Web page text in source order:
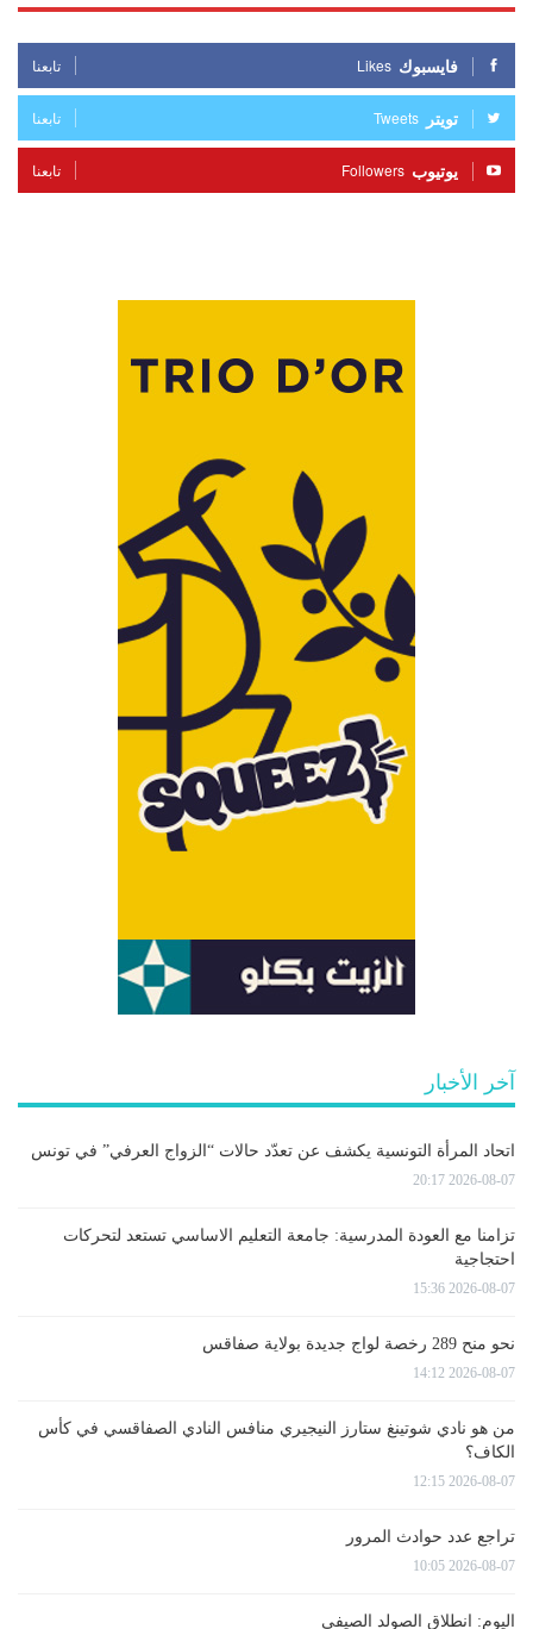
فايسبوك Likes تابعنا
تويتر Tweets تابعنا
يوتيوب Followers تابعنا
آخر الأخبار
اتحاد المرأة التونسية يكشف عن تعدّد حالات “الزواج العرفي” في تونس
2026-08-07 20:17
تزامنا مع العودة المدرسية: جامعة التعليم الاساسي تستعد لتحركات
احتجاجية
2026-08-07 15:36
نحو منح 289 رخصة لواج جديدة بولاية صفاقس
2026-08-07 14:12
من هو نادي شوتينغ ستارز النيجيري منافس النادي الصفاقسي في كأس
الكاف؟
2026-08-07 12:15
تراجع عدد حوادث المرور
2026-08-07 10:05
اليوم: انطلاق الصولد الصيفي